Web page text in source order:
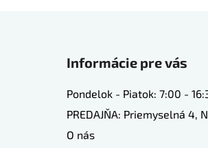
Informácie pre vás
Pondelok - Piatok: 7:00 -
PREDAJŇA: Priemyselná 4,
O nás